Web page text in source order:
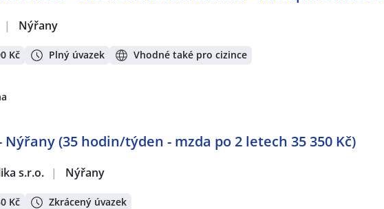
| Nýřany
Kč Plný úvazek Vhodné také pro cizince
Nýřany (35 hodin/týden - mzda po 2 letech 35 350 Kč)
s.r.o. | Nýřany
Kč Zkrácený úvazek